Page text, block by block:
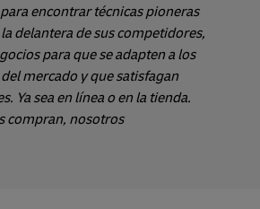
encontrar técnicas pioneras
delantera de sus competidores,
para que se adapten a los
mercado y que satisfagan
Ya sea en línea o en la tienda.
compran, nosotros